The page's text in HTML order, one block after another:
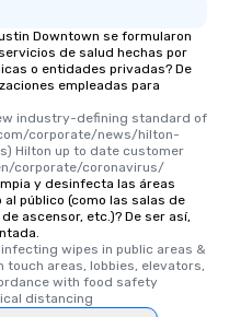
Downtown se formularon
de salud hechas por
o entidades privadas? De
empleadas para
industry-defining standard of
corporate/news/hilton-
Hilton up to date customer
corporate/coronavirus/
y desinfecta las áreas
público (como las salas de
ascensor, etc.)? De ser así,
wipes in public areas &
touch areas, lobbies, elevators,
with food safety
distancing